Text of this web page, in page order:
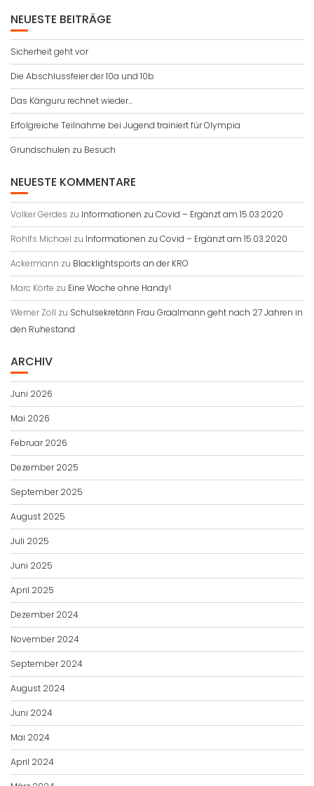
NEUESTE BEITRÄGE
Sicherheit geht vor
Die Abschlussfeier der 10a und 10b
Das Känguru rechnet wieder…
Erfolgreiche Teilnahme bei Jugend trainiert für Olympia
Grundschulen zu Besuch
NEUESTE KOMMENTARE
Volker Gerdes zu Informationen zu Covid – Ergänzt am 15.03.2020
Rohlfs Michael zu Informationen zu Covid – Ergänzt am 15.03.2020
Ackermann zu Blacklightsports an der KRO
Marc Körte zu Eine Woche ohne Handy!
Werner Zoll zu Schulsekretärin Frau Graalmann geht nach 27 Jahren in
den Ruhestand
ARCHIV
Juni 2026
Mai 2026
Februar 2026
Dezember 2025
September 2025
August 2025
Juli 2025
Juni 2025
April 2025
Dezember 2024
November 2024
September 2024
August 2024
Juni 2024
Mai 2024
April 2024